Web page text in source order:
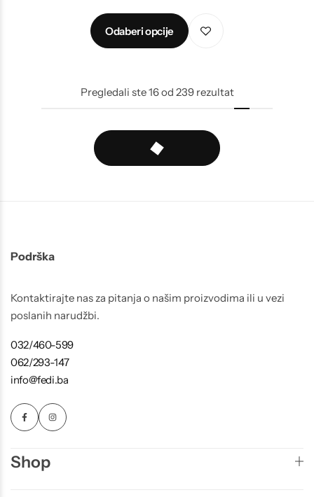
Odaberi opcije
Pregledali ste16od 239 rezultat
Podrška
Kontaktirajte nas za pitanja o našim proizvodima ili u vezi
poslanih narudžbi.
032/460-599
062/293-147
info@fedi.ba
Shop